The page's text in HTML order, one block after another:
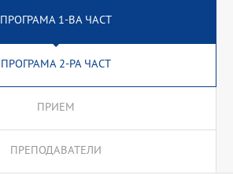
ПРОГРАМА 1-ВА ЧАСТ
ПРОГРАМА 2-РА ЧАСТ
ПРИЕМ
ПРЕПОДАВАТЕЛИ